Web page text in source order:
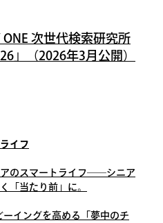
次世代検索研究所
」（2026年3月公開）
イフ
アのスマートライフ――シニア
「当たり前」に。
イングを高める「夢中のチ